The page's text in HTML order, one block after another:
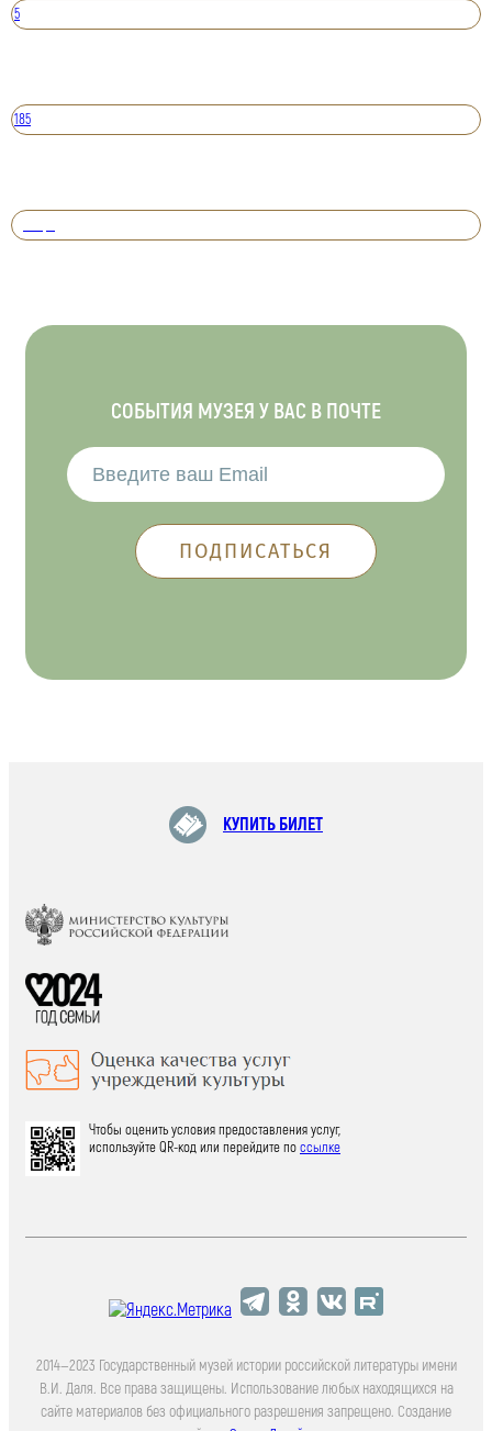
5
185
СОБЫТИЯ МУЗЕЯ У ВАС В ПОЧТЕ
КУПИТЬ БИЛЕТ
Чтобы оценить условия предоставления услуг,
используйте QR-код или перейдите поссылке
2014—2023 Государственный музей истории российской литературы имени
В.И. Даля. Все права защищены. Использование любых находящихся на
сайте материалов без официального разрешения запрещено. Создание